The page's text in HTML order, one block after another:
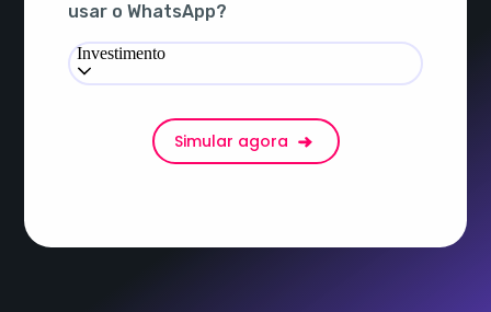
usar o WhatsApp?
Investimento
Simular agora